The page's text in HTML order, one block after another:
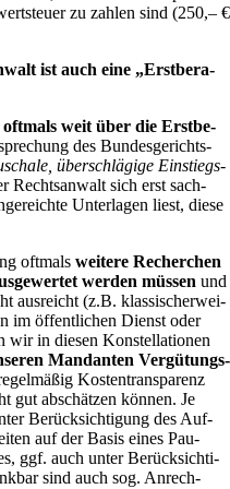
zu zah­len sind (250,– €
ist auch eine „Erst­be­ra­
oft­mals weit über die Erst­be­
des Bun­des­ge­richts­
über­schlä­gi­ge Ein­stiegs­
Rechts­an­walt sich erst sach­
Unter­la­gen liest, die­se
oft­malswei­te­re Recher­chen
wer­den müs­sen und
aus­reicht (z.B. klas­si­scher­wei­
im öffent­li­chen Dienst oder
wir in die­sen Kon­stel­la­tio­nen
Man­dan­ten Ver­gü­tungs­
Kos­ten­trans­pa­renz
gut abschät­zen kön­nen. Je
Berück­sich­ti­gung des Auf­
auf der Basis eines Pau­
ggf. auch unter Berück­sich­ti­
sind auch sog. Anrech­